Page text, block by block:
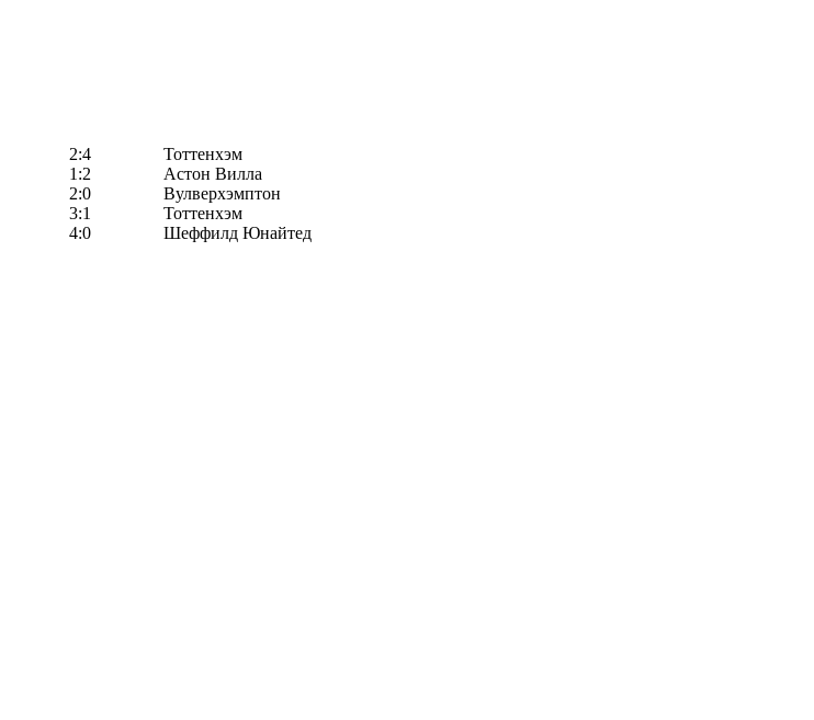
2:4
Тоттенхэм
1:2
Астон Вилла
2:0
Вулверхэмптон
3:1
Тоттенхэм
4:0
Шеффилд Юнайтед